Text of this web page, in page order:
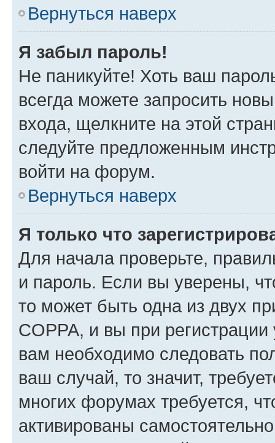
Вернуться наверх
Я забыл пароль!
Не паникуйте! Хоть ваш
всегда можете запросить
входа, щелкните на этой
следуйте предложенным
войти на форум.
Вернуться наверх
Я только что
Для начала проверьте,
и пароль. Если вы уверены,
то может быть одна из двух
COPPA, и вы при
вам необходимо следовать
ваш случай, то значит,
многих форумах требуется,
активированы